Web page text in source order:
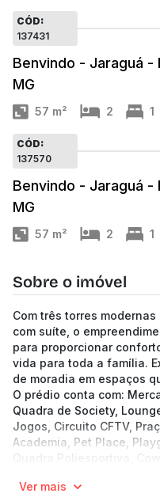
CÓD:
137431
Benvindo - Jaraguá -
MG
57 m² 2 1
CÓD:
137570
Benvindo - Jaraguá -
MG
57 m² 2 1
Sobre o imóvel
Com três torres
com suíte, o
para proporcionar
vida para toda a família.
de moradia em espaços
O prédio conta com:
Quadra de Society,
Jogos, Circuito CFTV,
Academia, Pet Place,
Quadra Poliesportiva,
Apartamentos de 48.39 a
Ver mais